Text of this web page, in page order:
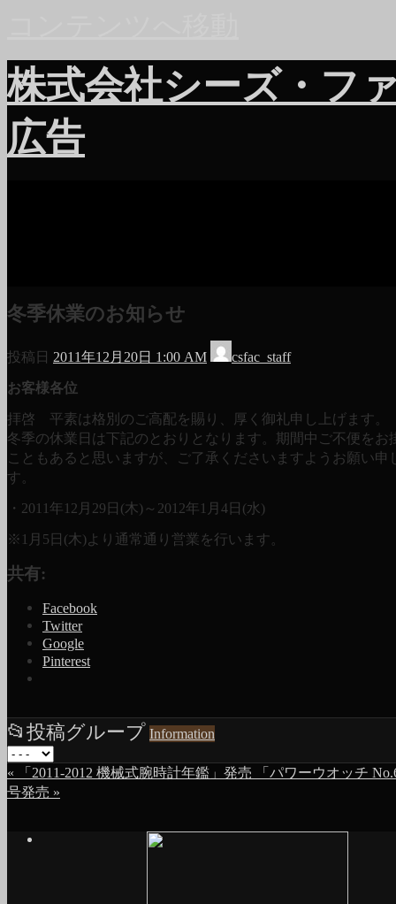
株式会社シーズ・フ
広告
冬季休業のお知らせ
投稿日 2011年12月20日 1:00 AM
csfac_staff
お客様各位
拝啓 平素は格別のご高配を賜り、厚く御礼申し上げます。
冬季の休業日は下記のとおりとなります。期間中ご不便をお
こともあると思いますが、ご了承くださいますようお願い申
す。
・2011年12月29日(木)～2012年1月4日(水)
※1月5日(木)より通常通り営業を行います。
共有:
Facebook
Twitter
Google
Pinterest
📂 投稿グループ Information
« 「2011-2012 機械式腕時計年鑑」発売 「パワーウオッチ
号発売 »